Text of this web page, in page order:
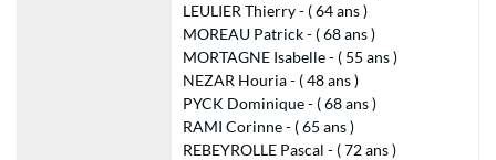
LEULIER Thierry - ( 64 ans )
MOREAU Patrick - ( 68 ans )
MORTAGNE Isabelle - ( 55 ans )
NEZAR Houria - ( 48 ans )
PYCK Dominique - ( 68 ans )
RAMI Corinne - ( 65 ans )
REBEYROLLE Pascal - ( 72 ans )